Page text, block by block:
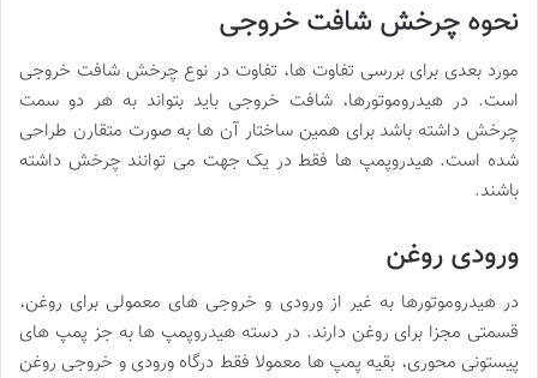
نحوه چرخش شافت خروجی
مورد بعدی برای بررسی تفاوت ها، تفاوت در نوع چرخش شافت خروجی
است. در هیدروموتورها، شافت خروجی باید بتواند به هر دو سمت
چرخش داشته باشد برای همین ساختار آن ها به صورت متقارن طراحی
شده است. هیدروپمپ ها فقط در یک جهت می توانند چرخش داشته
باشند.
ورودی روغن
در هیدروموتور‌ها به غیر از ورودی و خروجی های معمولی برای روغن،
قسمتی مجزا برای روغن دارند. در دسته هیدروپمپ ها به جز پمپ های
پیستونی محوری، بقیه پمپ ها معمولا فقط درگاه ورودی و خروجی روغن